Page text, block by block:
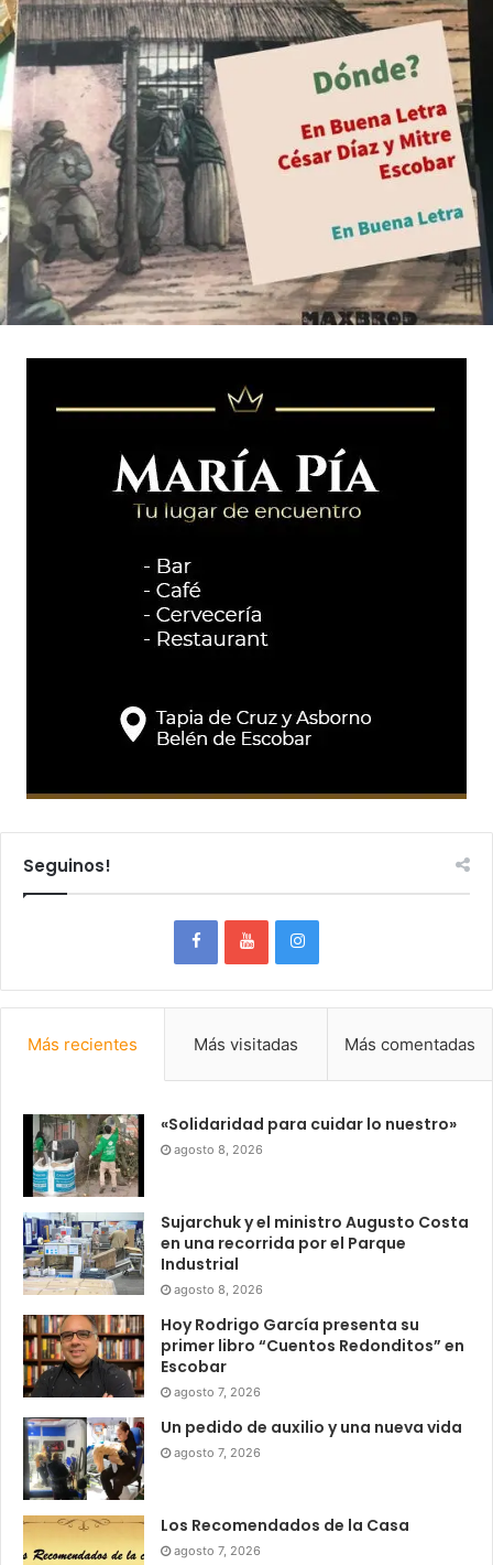
Seguinos!
Más recientes Más visitadas Más comentadas
«Solidaridad para cuidar lo nuestro»
agosto 8, 2026
Sujarchuk y el ministro Augusto Costa
en una recorrida por el Parque
Industrial
agosto 8, 2026
Hoy Rodrigo García presenta su
primer libro “Cuentos Redonditos” en
Escobar
agosto 7, 2026
Un pedido de auxilio y una nueva vida
agosto 7, 2026
Los Recomendados de la Casa
agosto 7, 2026